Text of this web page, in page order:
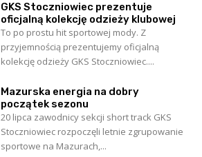
GKS Stoczniowiec prezentuje
oficjalną kolekcję odzieży klubowej
To po prostu hit sportowej mody. Z
przyjemnością prezentujemy oficjalną
kolekcję odzieży GKS Stoczniowiec....
Mazurska energia na dobry
początek sezonu
20 lipca zawodnicy sekcji short track GKS
Stoczniowiec rozpoczęli letnie zgrupowanie
sportowe na Mazurach,...